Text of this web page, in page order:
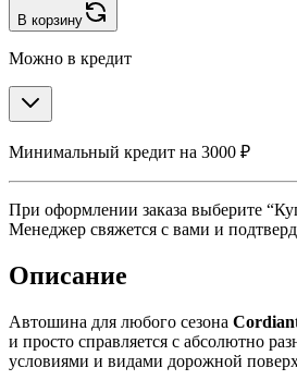
В корзину
Можно в кредит
Минимальный кредит на 3000 ₽
При оформлении заказа выберите
Менеджер свяжется с вами и
Описание
Автошина для любого сезона
и просто справляется с абсолютно
условиями и видами дорожной